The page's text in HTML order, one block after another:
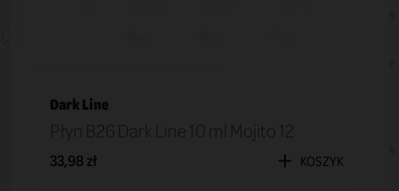
Dark Line
Płyn B26 Dark Line 10 ml Mojito 12
33,98 zł KOSZYK